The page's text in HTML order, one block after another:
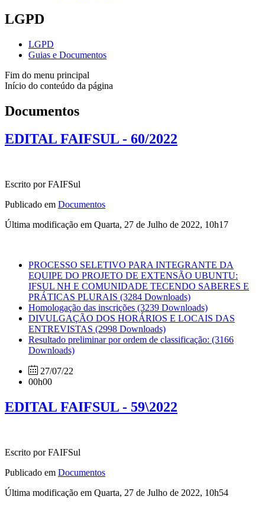
LGPD
LGPD
Guias e Documentos
Fim do menu principal
Início do conteúdo da página
Documentos
EDITAL FAIFSUL - 60/2022
Escrito por FAIFSul
Publicado em Documentos
Última modificação em Quarta, 27 de Julho de 2022, 10h17
PROCESSO SELETIVO PARA INTEGRANTE DA
EQUIPE DO PROJETO DE EXTENSÃO UBUNTU:
IFSUL NH E COMUNIDADE TECENDO SABERES E
PRÁTICAS PLURAIS (3284 Downloads)
Homologação das inscrições (3239 Downloads)
DIVULGAÇÃO DOS HORÁRIOS E LOCAIS DAS
ENTREVISTAS (2998 Downloads)
Resultado preliminar por ordem de classificação: (3166
Downloads)
27/07/22
00h00
EDITAL FAIFSUL - 59\2022
Escrito por FAIFSul
Publicado em Documentos
Última modificação em Quarta, 27 de Julho de 2022, 10h54